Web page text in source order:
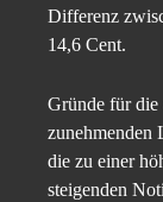
Differenz
14,6 Cent.
Gründe für die
zunehmenden
die zu einer
steigenden